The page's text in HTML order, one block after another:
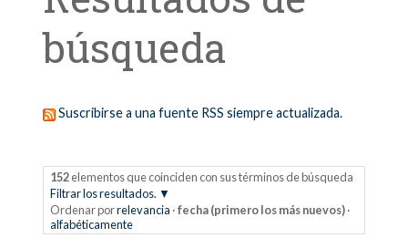
búsqueda
Suscribirse a una fuente RSS siempre actualizada.
152elementos que coinciden con sus términos de búsqueda
Filtrar los resultados.
Ordenar porrelevancia ·fecha (primero los más nuevos) ·
alfabéticamente